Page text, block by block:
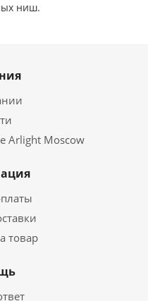
ниш.
Arlight Moscow
товар